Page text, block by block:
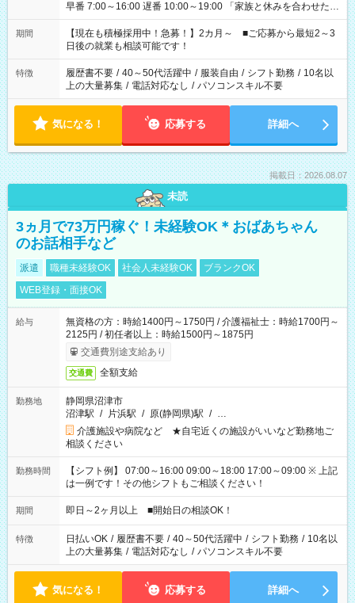
早番 7:00～16:00 遅番 10:00～19:00 「家族と休みを合わせた
い」 「余裕を持って夕飯の準備がしたい」 「できれば残業はし
たくない」 など、ご希望を教えてくださいね。 ※Wワーク希望
の方へ 今ご覧のお仕事で希望する勤務時間と、もう1つのお仕事
の勤務時間。 合計で週40時間を超える場合は応募できません。
期間
【現在も積極採用中！急募！】2カ月～ ■ご応募から最短2～3
日後の就業も相談可能です！
特徴 履歴書不要 / 40～50代活躍中 / 服装自由 / シフト勤務 / 10名以
上の大量募集 / 電話対応なし / パソコンスキル不要
気になる！ 応募する 詳細へ
掲載日：2026.08.07
未読
3ヵ月で73万円稼ぐ！未経験OK＊おばあちゃん
のお話相手など
派遣 職種未経験OK 社会人未経験OK
ブランクOK
WEB登録・面接OK
給与
無資格の方：時給1400円～1750円 / 介護福祉士：時給1700円～
2125円 / 初任者以上：時給1500円～1875円
交通費別途支給あり
交通費 全額支給
勤務地
静岡県沼津市
沼津駅 / 片浜駅 / 原(静岡県)駅 / …
介護施設や病院など ★自宅近くの施設がいいなど勤務地ご
相談ください
勤務時間
【シフト例】 07:00～16:00 09:00～18:00 17:00～09:00 ※ 上記
は一例です！その他シフトもご相談ください！
期間 即日～2ヶ月以上 ■開始日の相談OK！
特徴 日払いOK / 履歴書不要 / 40～50代活躍中 / シフト勤務 / 10名以
上の大量募集 / 電話対応なし / パソコンスキル不要
気になる！ 応募する 詳細へ